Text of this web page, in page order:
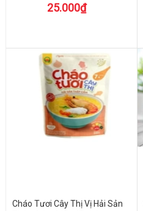
25.000₫
Cháo Tươi Cây Thị Vị Hải Sản